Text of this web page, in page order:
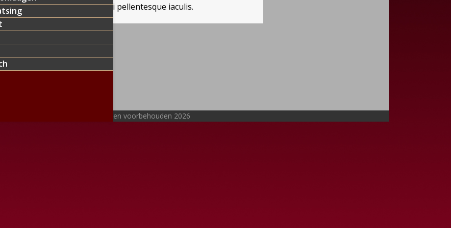
Praesent a mi et nisi pellentesque iaculis.
- Alle rechten voorbehouden 2026